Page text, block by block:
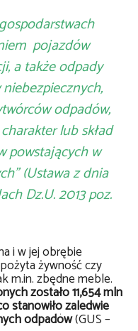
pojazdów
a także odpady
odpadów,
lub skład
powstających w
(Ustawa z dnia
Dz.U. 2013 poz.
i w jej obrębie
żywność czy
m.in. zbędne meble.
zostało 11,654 mln
stanowiło zaledwie
odpadów(GUS –